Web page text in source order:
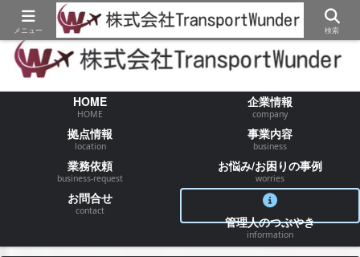
【物流/運送/配送】でお困りの事が御座いましたらお気軽にご相談ください
HOME
HOME
企業情報
company
拠点情報
location
事業内容
business
業務依頼
business-request
お悩み/お困りの事例
worries
お問合せ
contact
管理人のつぶやき
information
メニュー 検索